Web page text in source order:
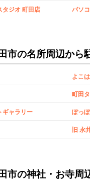
タジオ 町田店 パソ
市の名所周辺から
よこ
町田
ギャラリー ぽっ
旧 永
市の神社・お寺周